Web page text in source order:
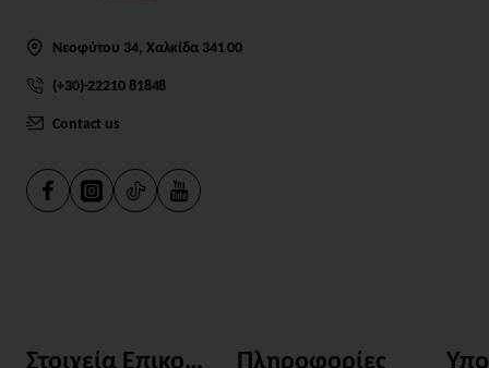
Νεοφύτου 34, Χαλκίδα 341 00
(+30)-22210 81848
Contact us
Στοιχεία Επικοινωνίας Πληροφορίες